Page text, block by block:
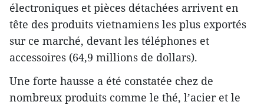
électroniques et pièces détachées arrivent en
tête des produits vietnamiens les plus exportés
sur ce marché, devant les téléphones et
accessoires (64,9 millions de dollars).
Une forte hausse a été constatée chez de
nombreux produits comme le thé, l’acier et le